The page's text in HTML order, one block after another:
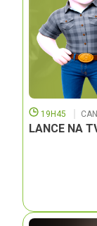
19H45
LANCE NA